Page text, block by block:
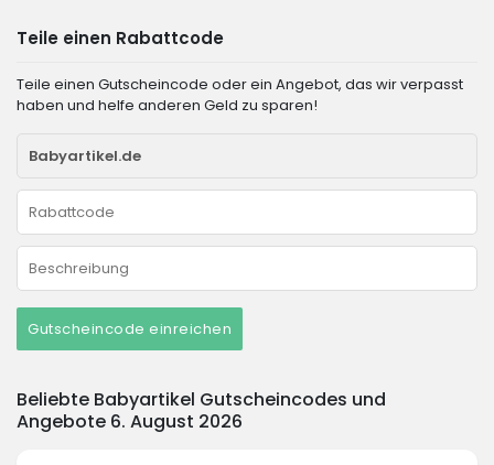
Teile einen Rabattcode
Teile einen Gutscheincode oder ein Angebot, das wir verpasst
haben und helfe anderen Geld zu sparen!
Gutscheincode einreichen
Beliebte Babyartikel Gutscheincodes und
Angebote 6. August 2026